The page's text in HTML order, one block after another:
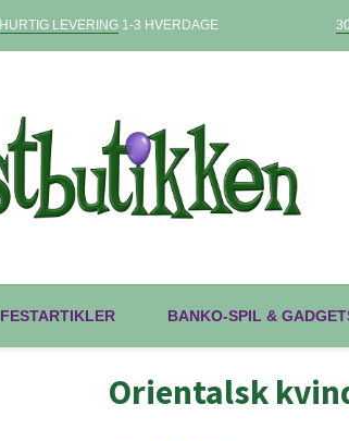
HURTIG LEVERING1-3 HVERDAGE
FESTARTIKLER BANKO-SPIL &
Orientalsk